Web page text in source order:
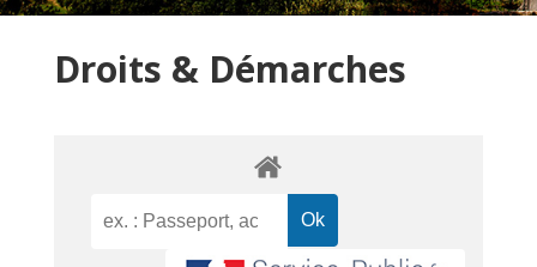
Droits & Démarches